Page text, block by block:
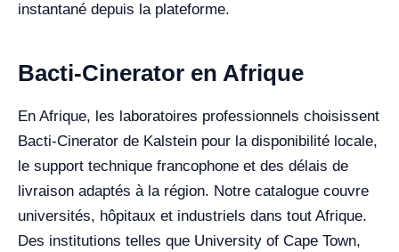
instantané depuis la plateforme.
Bacti-Cinerator en Afrique
En Afrique, les laboratoires professionnels choisissent
Bacti-Cinerator de Kalstein pour la disponibilité locale,
le support technique francophone et des délais de
livraison adaptés à la région. Notre catalogue couvre
universités, hôpitaux et industriels dans tout Afrique.
Des institutions telles que University of Cape Town,